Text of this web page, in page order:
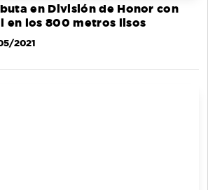
en División de Honor con
en los 800 metros lisos
2021